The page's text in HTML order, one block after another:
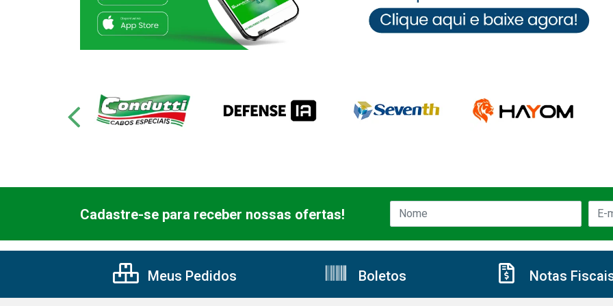
Cadastre-se para receber nossas ofertas!
Meus Pedidos Boletos Notas